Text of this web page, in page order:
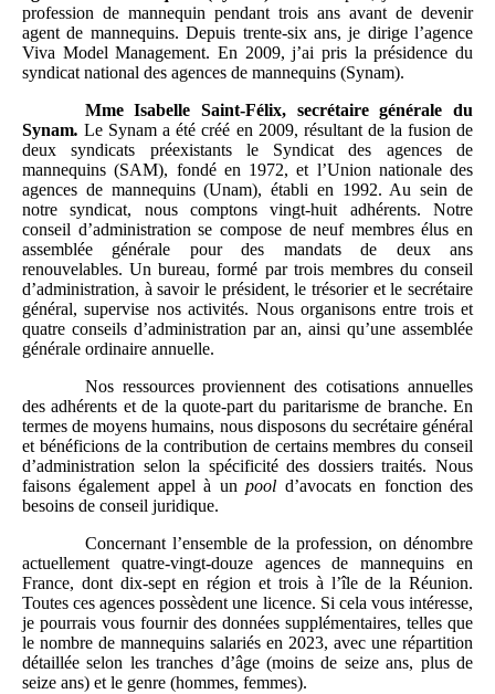
profession de mannequin pendant trois ans avant de devenir
agent de mannequins. Depuis trente-six ans, je dirige l’agence
Viva Model Management. En 2009, j’ai pris la présidence du
syndicat national des agences de mannequins (Synam).
Mme Isabelle Saint-Félix, secrétaire générale du
Synam. Le Synam a été créé en 2009, résultant de la fusion de
deux syndicats préexistants le Syndicat des agences de
mannequins (SAM), fondé en 1972, et l’Union nationale des
agences de mannequins (Unam), établi en 1992. Au sein de
notre syndicat, nous comptons vingt-huit adhérents. Notre
conseil d’administration se compose de neuf membres élus en
assemblée générale pour des mandats de deux ans
renouvelables. Un bureau, formé par trois membres du conseil
d’administration, à savoir le président, le trésorier et le secrétaire
général, supervise nos activités. Nous organisons entre trois et
quatre conseils d’administration par an, ainsi qu’une assemblée
générale ordinaire annuelle.
Nos ressources proviennent des cotisations annuelles
des adhérents et de la quote-part du paritarisme de branche. En
termes de moyens humains, nous disposons du secrétaire général
et bénéficions de la contribution de certains membres du conseil
d’administration selon la spécificité des dossiers traités. Nous
faisons également appel à unpool d’avocats en fonction des
besoins de conseil juridique.
Concernant l’ensemble de la profession, on dénombre
actuellement quatre-vingt-douze agences de mannequins en
France, dont dix-sept en région et trois à l’île de la Réunion.
Toutes ces agences possèdent une licence. Si cela vous intéresse,
je pourrais vous fournir des données supplémentaires, telles que
le nombre de mannequins salariés en 2023, avec une répartition
détaillée selon les tranches d’âge (moins de seize ans, plus de
seize ans) et le genre (hommes, femmes).